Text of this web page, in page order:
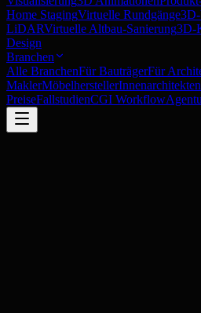
Home StagingVirtuelle Rundgänge
LiDARVirtuelle Altbau-Sanierung3D-
Design
Branchen
Alle BranchenFür BauträgerFür
MaklerMöbelherstellerInnenarchitekten
PreiseFallstudienCGI Workflow